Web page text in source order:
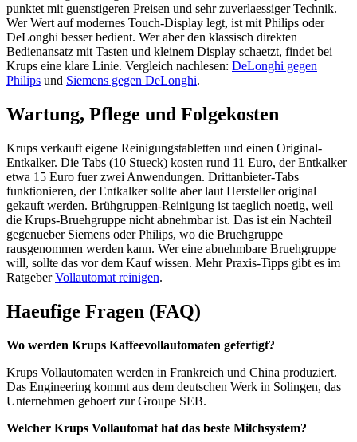
punktet mit guenstigeren Preisen und sehr zuverlaessiger Technik.
Wer Wert auf modernes Touch-Display legt, ist mit Philips oder
DeLonghi besser bedient. Wer aber den klassisch direkten
Bedienansatz mit Tasten und kleinem Display schaetzt, findet bei
Krups eine klare Linie. Vergleich nachlesen: DeLonghi gegen
Philips und Siemens gegen DeLonghi.
Wartung, Pflege und Folgekosten
Krups verkauft eigene Reinigungstabletten und einen Original-
Entkalker. Die Tabs (10 Stueck) kosten rund 11 Euro, der Entkalker
etwa 15 Euro fuer zwei Anwendungen. Drittanbieter-Tabs
funktionieren, der Entkalker sollte aber laut Hersteller original
gekauft werden. Brühgruppen-Reinigung ist taeglich noetig, weil
die Krups-Bruehgruppe nicht abnehmbar ist. Das ist ein Nachteil
gegenueber Siemens oder Philips, wo die Bruehgruppe
rausgenommen werden kann. Wer eine abnehmbare Bruehgruppe
will, sollte das vor dem Kauf wissen. Mehr Praxis-Tipps gibt es im
RatgeberVollautomat reinigen.
Haeufige Fragen (FAQ)
Wo werden Krups Kaffeevollautomaten gefertigt?
Krups Vollautomaten werden in Frankreich und China produziert.
Das Engineering kommt aus dem deutschen Werk in Solingen, das
Unternehmen gehoert zur Groupe SEB.
Welcher Krups Vollautomat hat das beste Milchsystem?